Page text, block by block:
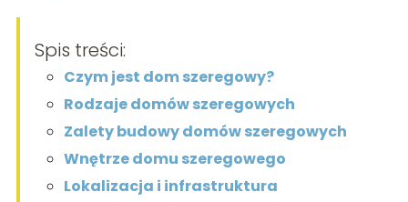
Spis treści:
Czym jest dom szeregowy?
Rodzaje domów szeregowych
Zalety budowy domów szeregowych
Wnętrze domu szeregowego
Lokalizacja i infrastruktura